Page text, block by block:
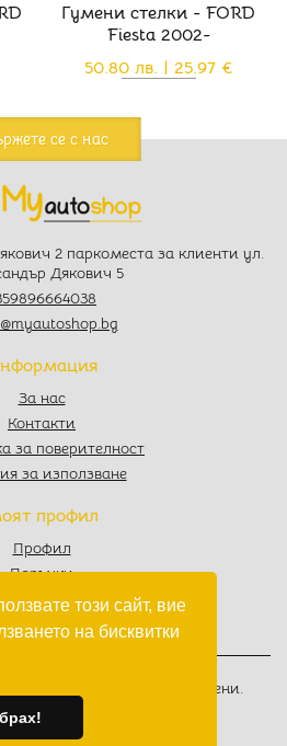
този сайт, вие
на бисквитки
Гумени стелки - FORD
Fiesta 2002-
50.80 лв. | 25.97 €
се с нас
2 паркоместа за клиенти ул.
Дякович 5
За нас
Контакти
за поверителност
за използване
профил
Профил
Поръчки
Любими
. Всички права запазени.